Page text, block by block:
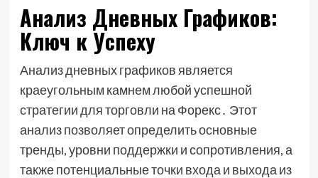
Анализ Дневных Графиков:
Ключ к Успеху
Анализ дневных графиков является
краеугольным камнем любой успешной
стратегии для торговли на Форекс․ Этот
анализ позволяет определить основные
тренды, уровни поддержки и сопротивления, а
также потенциальные точки входа и выхода из